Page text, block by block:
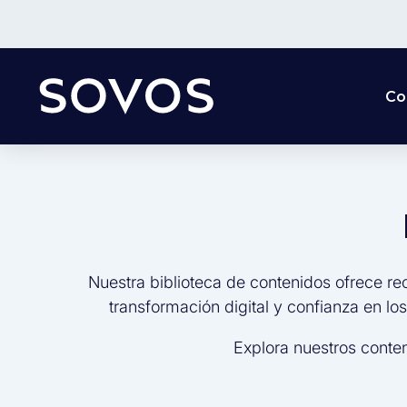
Nuestra biblioteca de contenidos ofrece
transformación digital y confianza en
Explora nuestros